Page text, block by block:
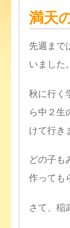
満天
先週まで
いました。
秋に行く
ら中２生
けて行き
どの子も
作っても
さて、稲